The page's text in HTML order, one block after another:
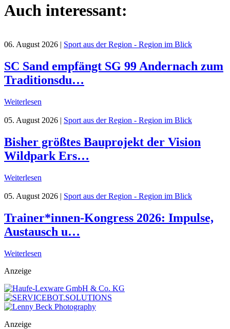
Auch interessant:
06. August 2026 | Sport aus der Region - Region im Blick
SC Sand empfängt SG 99 Andernach zum
Traditionsdu…
Weiterlesen
05. August 2026 | Sport aus der Region - Region im Blick
Bisher größtes Bauprojekt der Vision
Wildpark Ers…
Weiterlesen
05. August 2026 | Sport aus der Region - Region im Blick
Trainer*innen-Kongress 2026: Impulse,
Austausch u…
Weiterlesen
Anzeige
Anzeige